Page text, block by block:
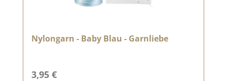
Nylongarn - Baby Blau - Garnliebe
Regulärer Preis:
3,95 €